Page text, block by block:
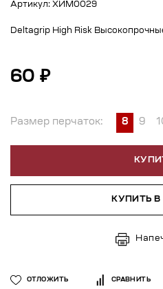
Артикул: ХИМ0029
Deltagrip High Risk
60 ₽
Размер перчаток: 8 9
КУПИТЬ В
ОТЛОЖИТЬ СРАВНИТЬ